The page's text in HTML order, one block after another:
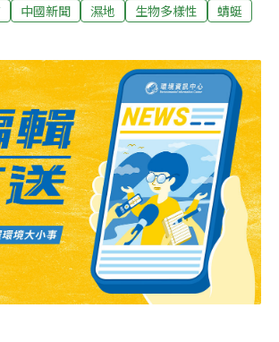
的承諾，擬入稟控告發展公司違約，甚
即將開展的保育工作擱置。負責沙螺洞
產生負面影響。沙螺洞發展有限公司拒
科學價值地點」和「綠化地帶」之內
擁有豐富多樣的生境，在新自然保育政
加強保育地點中，其在生態方面的重要
於米埔及內后海灣拉姆薩爾濕地等國際
中國新聞 濕地 生物多樣性
蜻蜓